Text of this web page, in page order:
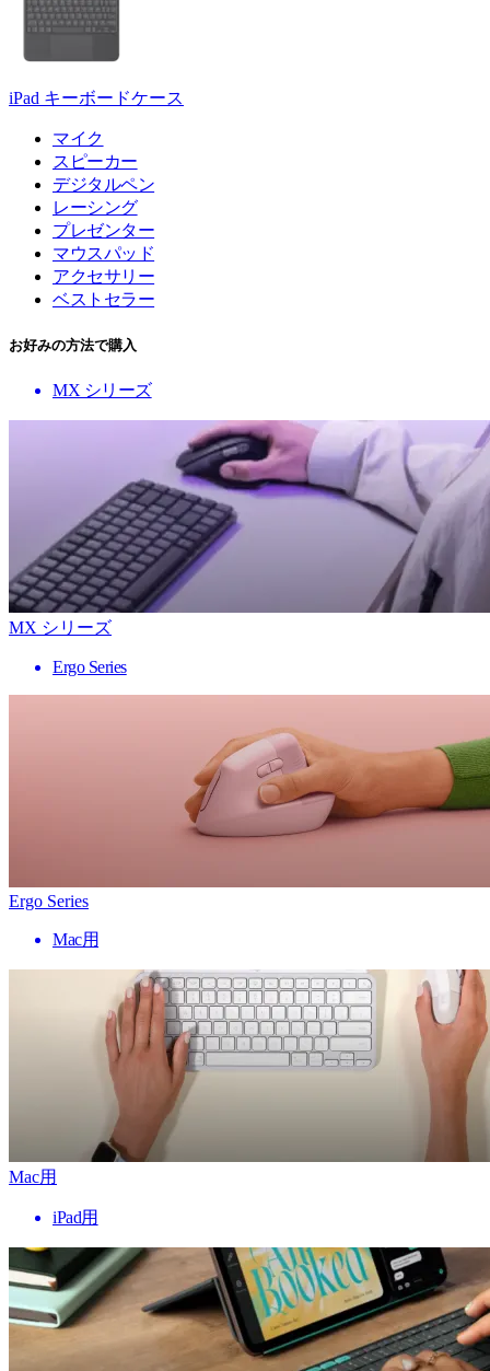
iPad キーボードケース
マイク
スピーカー
デジタルペン
レーシング
プレゼンター
マウスパッド
アクセサリー
ベストセラー
お好みの方法で購入
MX シリーズ
MX シリーズ
Ergo Series
Ergo Series
Mac用
Mac用
iPad用